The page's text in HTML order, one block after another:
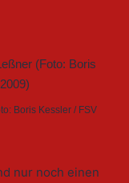
Boris Kessler / FSV
nur noch einen